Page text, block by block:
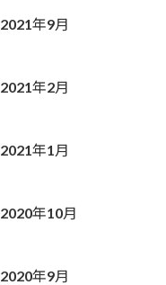
2021年9月
2021年2月
2021年1月
2020年10月
2020年9月